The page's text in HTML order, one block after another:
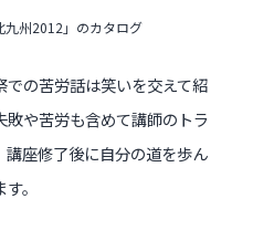
九州2012」のカタログ
の苦労話は笑いを交えて紹
や苦労も含めて講師のトラ
座修了後に自分の道を歩ん
。